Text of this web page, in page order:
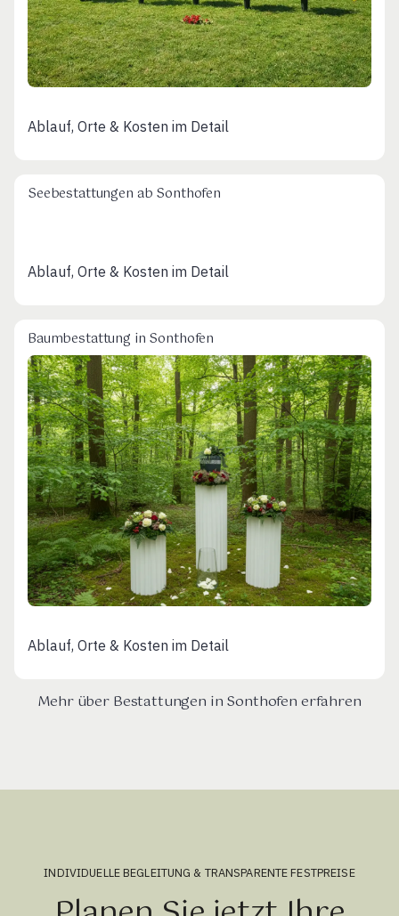
Ablauf, Orte & Kosten im Detail
Seebestattungen ab Sonthofen
Ablauf, Orte & Kosten im Detail
Baumbestattung in Sonthofen
Ablauf, Orte & Kosten im Detail
Mehr über Bestattungen in Sonthofen erfahren
INDIVIDUELLE BEGLEITUNG & TRANSPARENTE FESTPREISE